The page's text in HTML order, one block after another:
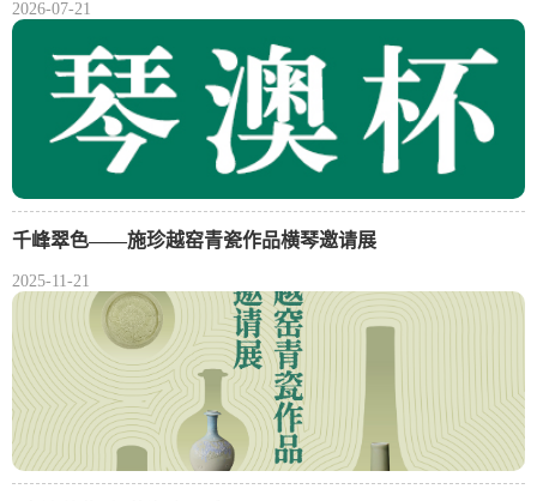
2026-07-21
千峰翠色——施珍越窑青瓷作品横琴邀请展
2025-11-21